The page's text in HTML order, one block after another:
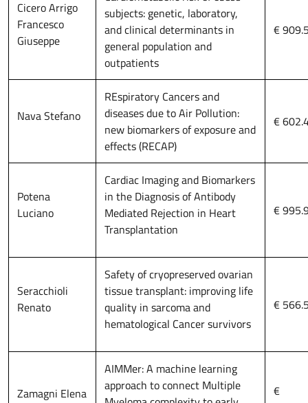
Cicero Arrigo
Francesco
Giuseppe
subjects: genetic, laboratory,
and clinical determinants in
general population and
outpatients
€
Nava Stefano
REspiratory Cancers and
diseases due to Air Pollution:
new biomarkers of exposure and
effects (RECAP)
€
Potena
Luciano
Cardiac Imaging and Biomarkers
in the Diagnosis of Antibody
Mediated Rejection in Heart
Transplantation
€
Seracchioli
Renato
Safety of cryopreserved ovarian
tissue transplant: improving life
quality in sarcoma and
hematological Cancer survivors
€
Zamagni Elena
AIMMer: A machine learning
approach to connect Multiple
€